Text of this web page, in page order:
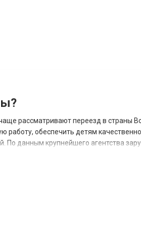
рассматривают переезд в страны
работу, обеспечить детям
По данным крупнейшего агентства